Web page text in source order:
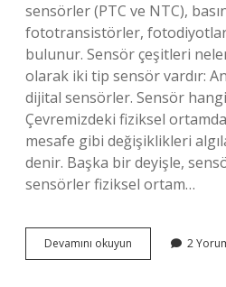
sensörler (PTC ve NTC),
fototransistörler,
bulunur. Sensör çeşitleri
olarak iki tip sensör vardır:
dijital sensörler. Sensör hangi
Çevremizdeki fiziksel
mesafe gibi değişiklikleri
denir. Başka bir deyişle,
sensörler fiziksel ortam…
Devamını okuyun
Hayatımızda
2